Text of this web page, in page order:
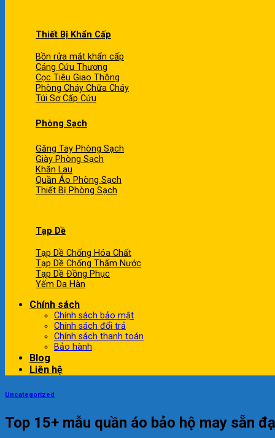
Thiết Bị Khẩn Cấp
Bồn rửa mắt khẩn cấp
Cáng Cứu Thương
Cọc Tiêu Giao Thông
Phòng Cháy Chữa Cháy
Túi Sơ Cấp Cứu
Phòng Sạch
Găng Tay Phòng Sạch
Giày Phòng Sạch
Khăn Lau
Quần Áo Phòng Sạch
Thiết Bị Phòng Sạch
Tạp Dề
Tạp Dề Chống Hóa Chất
Tạp Dề Chống Thấm Nước
Tạp Dề Đồng Phục
Yếm Da Hàn
Chính sách
Chính sách bảo mật
Chính sách đổi trả
Chính sách thanh toán
Bảo hành
Blog
Liên hệ
Uncategorized
Top 15+ mẫu quần áo bảo hộ may sẵn